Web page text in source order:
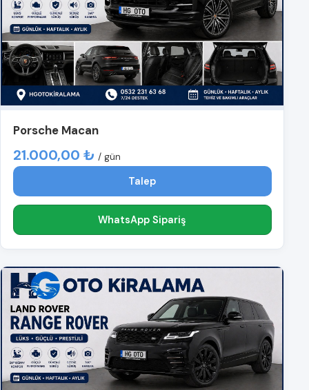
Porsche Macan
21.000,00 ₺ / gün
Talep
WhatsApp Sipariş